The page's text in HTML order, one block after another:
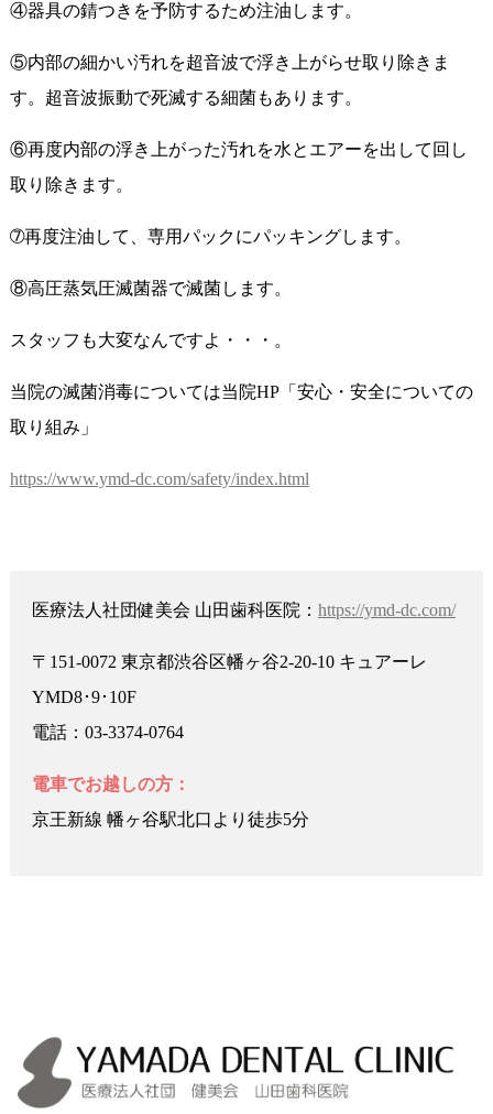
④器具の錆つきを予防するため注油します。
⑤内部の細かい汚れを超音波で浮き上がらせ取り除きま
す。超音波振動で死滅する細菌もあります。
⑥再度内部の浮き上がった汚れを水とエアーを出して回し
取り除きます。
➆再度注油して、専用パックにパッキングします。
⑧高圧蒸気圧滅菌器で滅菌します。
スタッフも大変なんですよ・・・。
当院の滅菌消毒については当院HP「安心・安全についての
取り組み」
https://www.ymd-dc.com/safety/index.html
医療法人社団健美会 山田歯科医院： https://ymd-dc.com/
〒151-0072 東京都渋谷区幡ヶ谷2-20-10 キュアーレ
YMD8･9･10F
電話：03-3374-0764
電車でお越しの方：
京王新線 幡ヶ谷駅北口より徒歩5分